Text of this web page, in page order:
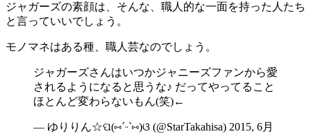
ジャガーズの素顔は、そんな、職人的な一面を持った人たち
と言っていいでしょう。
モノマネはある種、職人芸なのでしょう。
ジャガーズさんはいつかジャニーズファンから愛
されるようになると思うな♪ だってやってること
ほとんど変わらないもん(笑)←
— ゆりりん☆ପ(⑅ˊᵕˋ⑅)ଓ (@StarTakahisa) 2015, 6月